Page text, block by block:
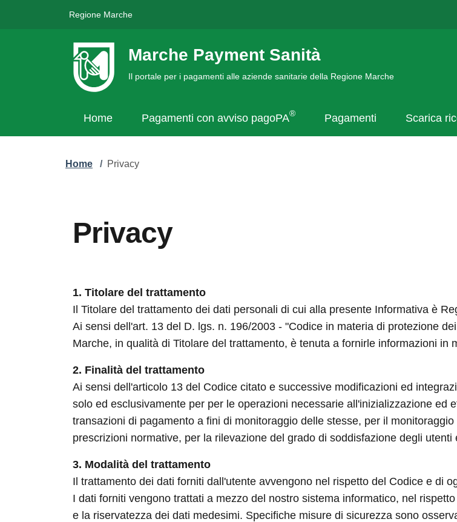
Regione Marche
Marche Payment Sanità
Il portale per i pagamenti alle aziende sanitarie della Regione Marche
Home Pagamenti con avviso pagoPA® Pagamenti Scarica
Home / Privacy
Privacy
1. Titolare del trattamento
Il Titolare del trattamento dei dati personali di cui alla presente Informativa è
Ai sensi dell'art. 13 del D. lgs. n. 196/2003 - "Codice in materia di protezione
Marche, in qualità di Titolare del trattamento, è tenuta a fornirle informazioni in
2. Finalità del trattamento
Ai sensi dell'articolo 13 del Codice citato e successive modificazioni ed
solo ed esclusivamente per per le operazioni necessarie all'inizializzazione ed
transazioni di pagamento a fini di monitoraggio delle stesse, per il
prescrizioni normative, per la rilevazione del grado di soddisfazione degli utenti
3. Modalità del trattamento
Il trattamento dei dati forniti dall'utente avvengono nel rispetto del Codice e di
I dati forniti vengono trattati a mezzo del nostro sistema informatico, nel
e la riservatezza dei dati medesimi. Specifiche misure di sicurezza sono